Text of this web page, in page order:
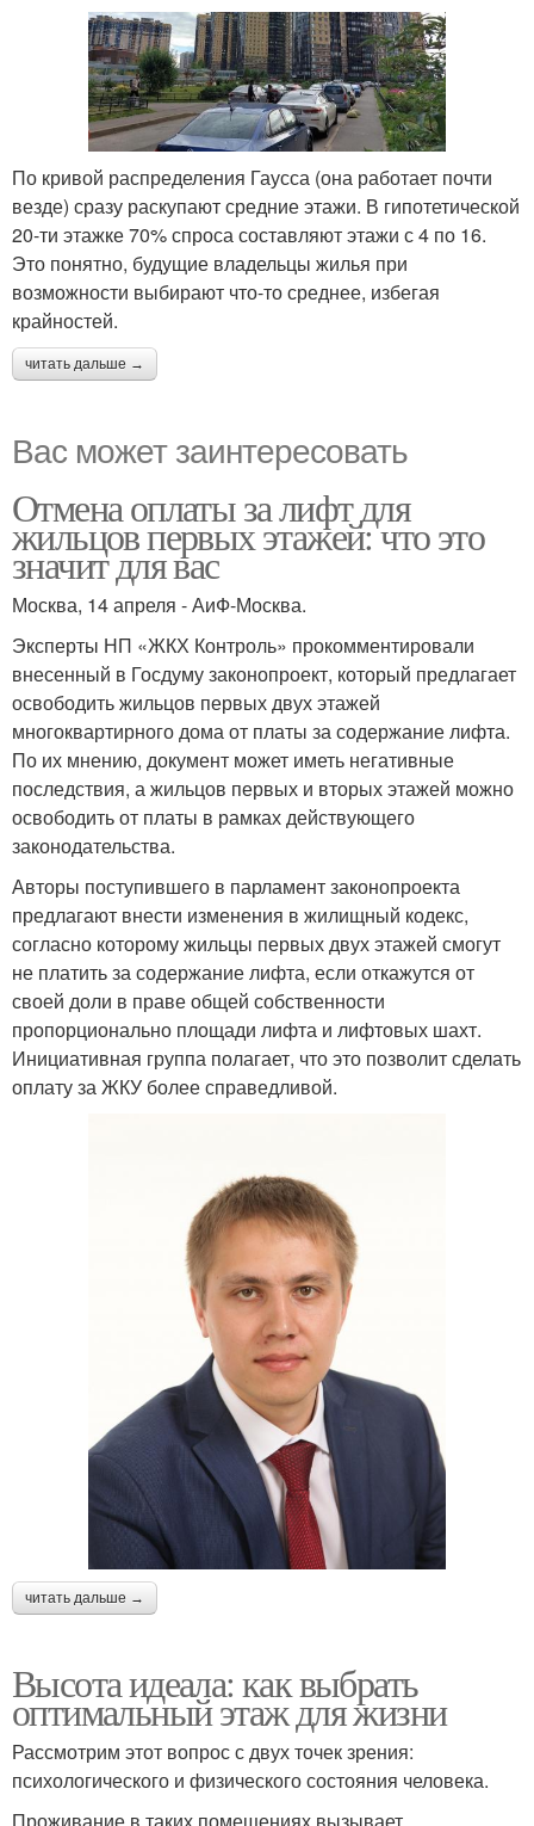
По кривой распределения Гаусса (она работает почти
везде) сразу раскупают средние этажи. В гипотетической
20-ти этажке 70% спроса составляют этажи с 4 по 16.
Это понятно, будущие владельцы жилья при
возможности выбирают что-то среднее, избегая
крайностей.
читать дальше →
Вас может заинтересовать
Отмена оплаты за лифт для
жильцов первых этажей: что это
значит для вас
Москва, 14 апреля - АиФ-Москва.
Эксперты НП «ЖКХ Контроль» прокомментировали
внесенный в Госдуму законопроект, который предлагает
освободить жильцов первых двух этажей
многоквартирного дома от платы за содержание лифта.
По их мнению, документ может иметь негативные
последствия, а жильцов первых и вторых этажей можно
освободить от платы в рамках действующего
законодательства.
Авторы поступившего в парламент законопроекта
предлагают внести изменения в жилищный кодекс,
согласно которому жильцы первых двух этажей смогут
не платить за содержание лифта, если откажутся от
своей доли в праве общей собственности
пропорционально площади лифта и лифтовых шахт.
Инициативная группа полагает, что это позволит сделать
оплату за ЖКУ более справедливой.
читать дальше →
Высота идеала: как выбрать
оптимальный этаж для жизни
Рассмотрим этот вопрос с двух точек зрения:
психологического и физического состояния человека.
Проживание в таких помещениях вызывает